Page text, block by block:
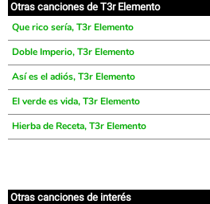
Otras canciones de T3r Elemento
Que rico sería, T3r Elemento
Doble Imperio, T3r Elemento
Así es el adiós, T3r Elemento
El verde es vida, T3r Elemento
Hierba de Receta, T3r Elemento
Otras canciones de interés